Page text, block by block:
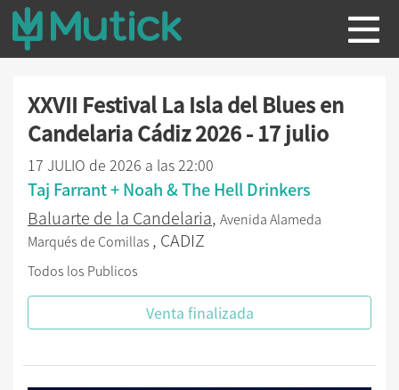
XXVII Festival La Isla del Blues en
Candelaria Cádiz 2026 - 17 julio
17 JULIO de 2026 a las 22:00
Taj Farrant + Noah & The Hell Drinkers
Baluarte de la Candelaria, Avenida Alameda
Marqués de Comillas , CADIZ
Todos los Publicos
Venta finalizada